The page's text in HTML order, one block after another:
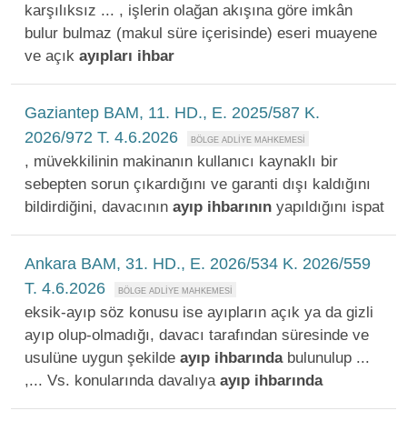
karşılıksız ... , işlerin olağan akışına göre imkân
bulur bulmaz (makul süre içerisinde) eseri muayene
ve açık ayıpları ihbar
Gaziantep BAM, 11. HD., E. 2025/587 K.
2026/972 T. 4.6.2026
, müvekkilinin makinanın kullanıcı kaynaklı bir
sebepten sorun çıkardığını ve garanti dışı kaldığını
bildirdiğini, davacının ayıp ihbarının yapıldığını ispat
Ankara BAM, 31. HD., E. 2026/534 K. 2026/559
T. 4.6.2026
eksik-ayıp söz konusu ise ayıpların açık ya da gizli
ayıp olup-olmadığı, davacı tarafından süresinde ve
usulüne uygun şekilde ayıp ihbarındabulunulup ...
,... Vs. konularında davalıya ayıp ihbarında